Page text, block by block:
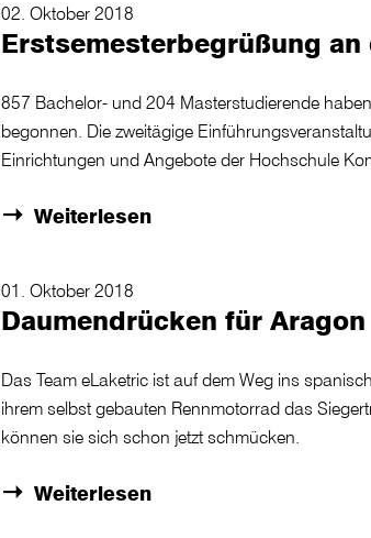
02. Oktober 2018
Erstsemesterbegrüßung an
857 Bachelor- und 204 Masterstudierende
begonnen. Die zweitägige
Einrichtungen und Angebote der Hochschule
Weiterlesen
01. Oktober 2018
Daumendrücken für Aragon
Das Team eLaketric ist auf dem Weg ins
ihrem selbst gebauten Rennmotorrad das
können sie sich schon jetzt schmücken.
Weiterlesen